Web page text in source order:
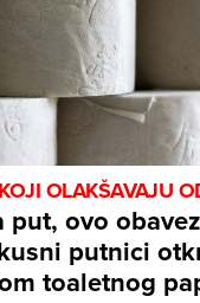
OLAKŠAVAJU
put, ovo
putnici
toaletnog